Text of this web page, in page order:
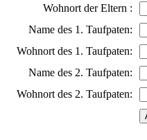
Wohnort der Eltern :
Name des 1. Taufpaten:
Wohnort des 1. Taufpaten:
Name des 2. Taufpaten:
Wohnort des 2. Taufpaten: